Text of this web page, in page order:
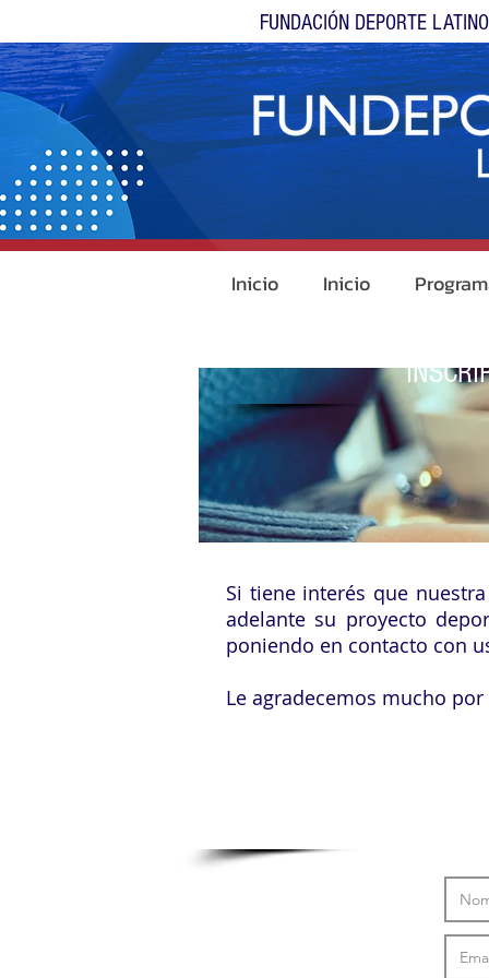
FUNDACIÓN DEPORTE
Inicio Inicio
Si tiene interés que
adelante su proyecto
poniendo en contacto con
Le agradecemos mucho